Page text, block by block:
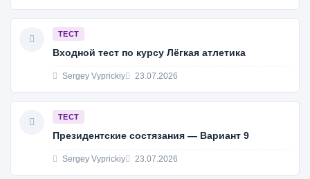
ТЕСТ
Входной тест по курсу Лёгкая атлетика
Sergey Vyprickiy 23.07.2026
ТЕСТ
Президентские состязания — Вариант 9
Sergey Vyprickiy 23.07.2026